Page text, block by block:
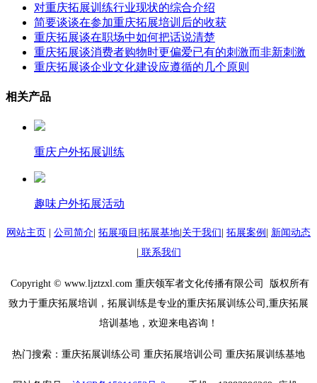
对重庆拓展训练行业现状的综合介绍
简要谈谈在参加重庆拓展培训后的收获
重庆拓展谈在职场中如何把话说清楚
重庆拓展谈消费者购物时更偏爱已有的刺激而非新刺激
重庆拓展谈企业文化建设应遵循的几个原则
相关产品
重庆户外拓展训练
趣味户外拓展活动
网站主页 公司简介 拓展项目 拓展基地 关于我们 拓展案例
新闻动态
联系我们
Copyright © www.ljztzxl.com 重庆领军者文化传播有限公司 版权所有
致力于重庆拓展培训，拓展训练是专业的重庆拓展训练公司,重庆拓展
培训基地，欢迎来电咨询！
热门搜索：重庆拓展训练公司 重庆拓展培训公司 重庆拓展训练基地